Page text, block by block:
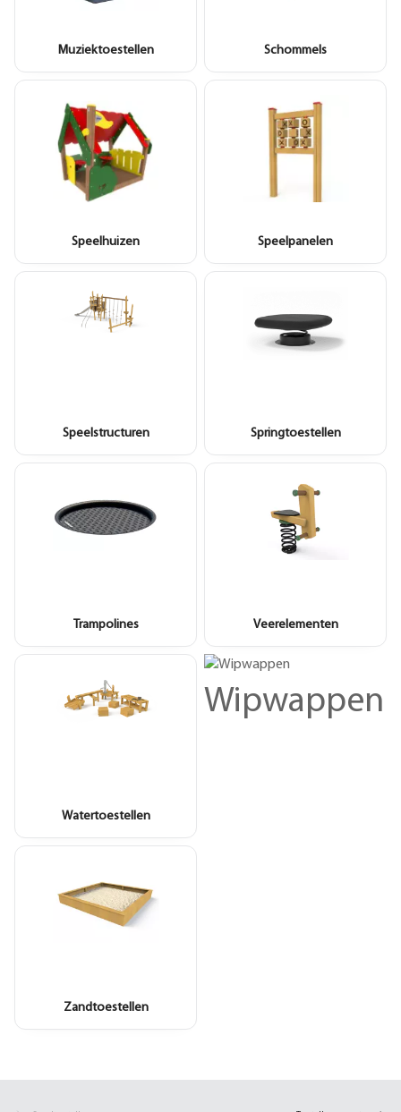
Muziektoestellen Schommels
Speelhuizen Speelpanelen
Speelstructuren Springtoestellen
Trampolines Veerelementen
Watertoestellen
Wipwappen
Zandtoestellen